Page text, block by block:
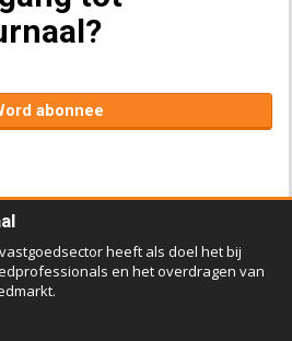
abonnee
heeft als doel het bij
en het overdragen van